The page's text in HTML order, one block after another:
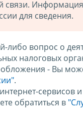
связи.
для сведения.
либо вопрос о
налоговых
- Вы
.
сервисов
обратиться в